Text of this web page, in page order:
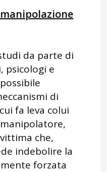
da parte di
psicologi e
di
fa leva colui
che,
indebolire la
forzata